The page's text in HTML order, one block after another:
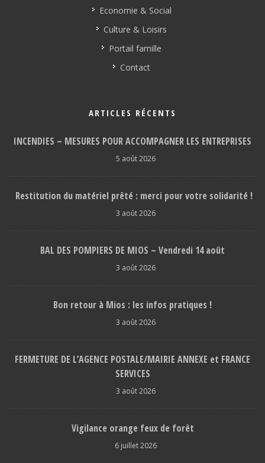
Economie & Social
Culture & Loisirs
Portail famille
Contact
ARTICLES RÉCENTS
INCENDIES – MESURES POUR ACCOMPAGNER LES ENTREPRISES
5 août 2026
Restitution du matériel prêté : merci pour votre solidarité !
3 août 2026
BAL DES POMPIERS DE MIOS – Vendredi 14 août
3 août 2026
Bon retour à Mios : les infos pratiques !
3 août 2026
FERMETURE DE L’AGENCE POSTALE/MAIRIE ANNEXE et FRANCE
SERVICES
3 août 2026
Vigilance orange feux de forêt
6 juillet 2026